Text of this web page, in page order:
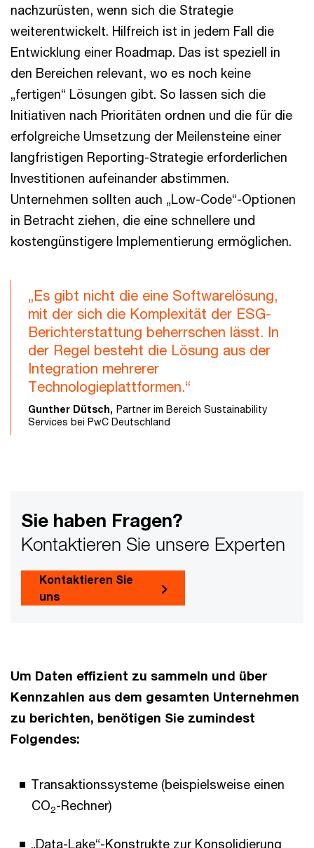
nachzurüsten, wenn sich die Strategie
weiterentwickelt. Hilfreich ist in jedem Fall die
Entwicklung einer Roadmap. Das ist speziell in
den Bereichen relevant, wo es noch keine
„fertigen“ Lösungen gibt. So lassen sich die
Initiativen nach Prioritäten ordnen und die für die
erfolgreiche Umsetzung der Meilensteine einer
langfristigen Reporting-Strategie erforderlichen
Investitionen aufeinander abstimmen.
Unternehmen sollten auch „Low-Code“-Optionen
in Betracht ziehen, die eine schnellere und
kostengünstigere Implementierung ermöglichen.
„Es gibt nicht die eine Softwarelösung,
mit der sich die Komplexität der ESG-
Berichterstattung beherrschen lässt. In
der Regel besteht die Lösung aus der
Integration mehrerer
Technologieplattformen.“
Gunther Dütsch, Partner im Bereich Sustainability
Services bei PwC Deutschland
Sie haben Fragen?
Kontaktieren Sie unsere Experten
Kontaktieren Sie
uns
Um Daten effizient zu sammeln und über
Kennzahlen aus dem gesamten Unternehmen
zu berichten, benötigen Sie zumindest
Folgendes:
Transaktionssysteme (beispielsweise einen
CO2-Rechner)
„Data-Lake“-Konstrukte zur Konsolidierung